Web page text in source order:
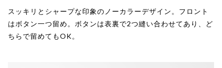
スッキリとシャープな印象のノーカラーデザイン。フロント
はボタン一つ留め。ボタンは表裏で2つ縫い合わせてあり、ど
ちらで留めてもOK。